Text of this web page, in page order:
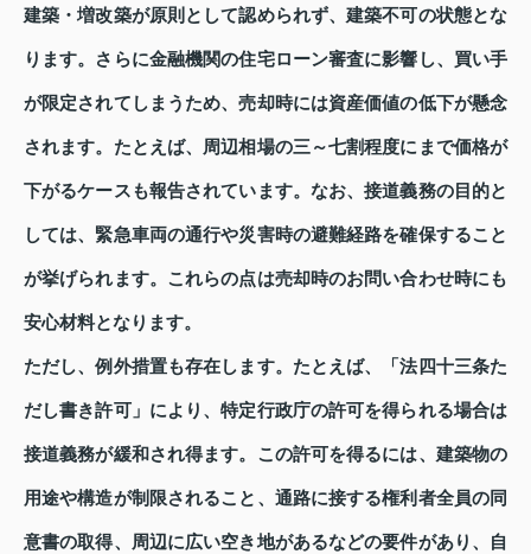
建築・増改築が原則として認められず、建築不可の状態とな
ります。さらに金融機関の住宅ローン審査に影響し、買い手
が限定されてしまうため、売却時には資産価値の低下が懸念
されます。たとえば、周辺相場の三～七割程度にまで価格が
下がるケースも報告されています。なお、接道義務の目的と
しては、緊急車両の通行や災害時の避難経路を確保すること
が挙げられます。これらの点は売却時のお問い合わせ時にも
安心材料となります。
ただし、例外措置も存在します。たとえば、「法四十三条た
だし書き許可」により、特定行政庁の許可を得られる場合は
接道義務が緩和され得ます。この許可を得るには、建築物の
用途や構造が制限されること、通路に接する権利者全員の同
意書の取得、周辺に広い空き地があるなどの要件があり、自